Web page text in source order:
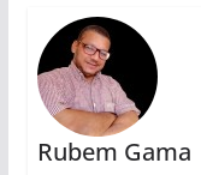
Rubem Gama